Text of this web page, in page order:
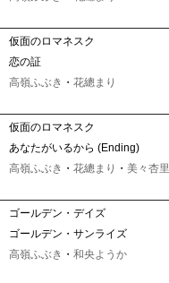
仮面のロマネスク
恋の証
高嶺ふぶき ・ 花總まり
仮面のロマネスク
あなたがいるから (Ending)
高嶺ふぶき ・ 花總まり ・ 美々杏里
ゴールデン・デイズ
ゴールデン・サンライズ
高嶺ふぶき ・ 和央ようか